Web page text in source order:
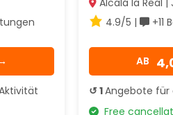
4.9/5 |
+11
AB
↺ 1Angebote für
Free